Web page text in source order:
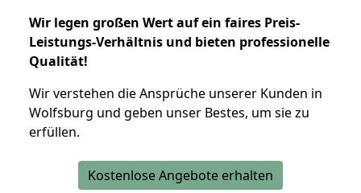
Wir legen großen Wert auf ein faires Preis-
Leistungs-Verhältnis und bieten professionelle
Qualität!
Wir verstehen die Ansprüche unserer Kunden in
Wolfsburg und geben unser Bestes, um sie zu
erfüllen.
Kostenlose Angebote erhalten